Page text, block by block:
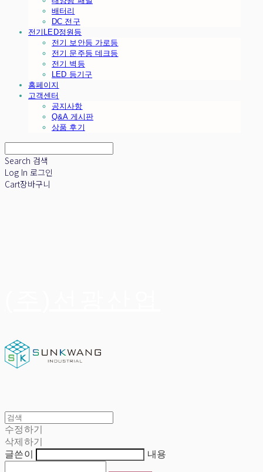
배터리
DC 전구
전기LED정원등
전기 보안등 가로등
전기 문주등 데크등
전기 벽등
LED 등기구
홈페이지
고객센터
공지사항
Q&A 게시판
상품 후기
Search 검색
Log In 로그인
Cart장바구니
수정하기
삭제하기
글쓴이
내용